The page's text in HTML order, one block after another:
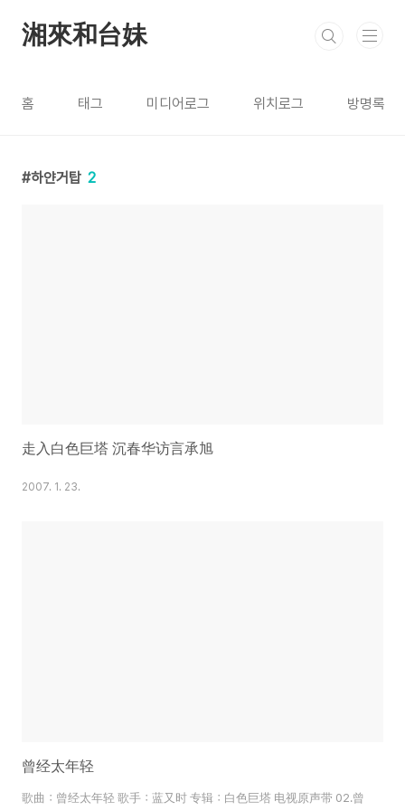
湘來和台妹
홈 태그 미디어로그 위치로그 방명록
하얀거탑 2
走入白色巨塔 沉春华访言承旭
2007. 1. 23.
曾经太年轻
歌曲：曾经太年轻 歌手：蓝又时 专辑：白色巨塔 电视原声带 02.曾